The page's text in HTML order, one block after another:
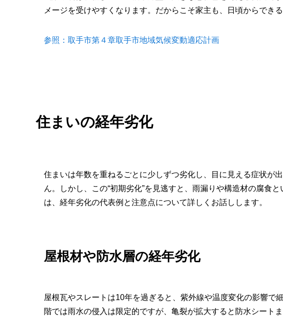
メージを受けやすくなります。だからこそ家主も、日頃からでき
参照：取手市第４章取手市地域気候変動適応計画
住まいの経年劣化
住まいは年数を重ねるごとに少しずつ劣化し、目に見える症状が
ん。しかし、この“初期劣化”を見逃すと、雨漏りや構造材の腐食
は、経年劣化の代表例と注意点について詳しくお話しします。
屋根材や防水層の経年劣化
屋根瓦やスレートは10年を過ぎると、紫外線や温度変化の影響で
階では雨水の侵入は限定的ですが、亀裂が拡大すると防水シート